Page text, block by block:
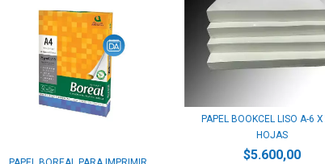
PAPEL BOOKCEL LISO A-6
HOJAS
$5.600,00